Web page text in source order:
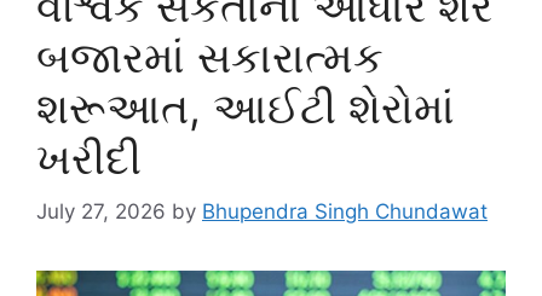
બજારમાં સકારાત્મક
શરૂઆત, આઈટી શેરોમાં
ખરીદી
July 27, 2026 by Bhupendra Singh Chundawat